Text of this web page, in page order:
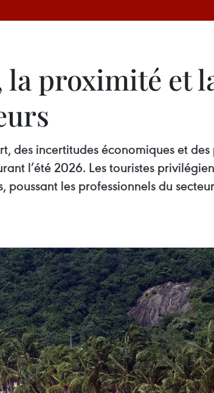
la proximité et
des incertitudes économiques et
l’été 2026. Les touristes
les professionnels du